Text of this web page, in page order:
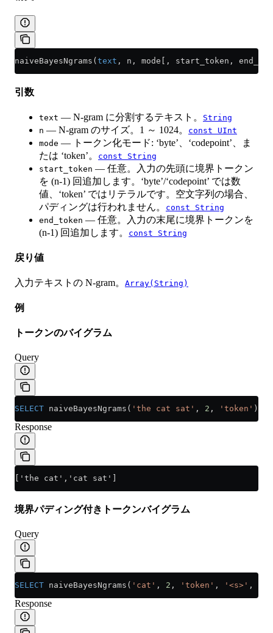
naiveBayesNgrams( text , n, mode[, start_token,
引数
text — N-gram に分割するテキスト。
String
n — N-gram のサイズ。1 ～ 1024。
const UInt
mode — トークン化モード: ‘byte’、‘codepoint’、ま
たは ‘token’。
const String
start_token — 任意。入力の先頭に境界トークン
を (n-1) 回追加します。‘byte’/‘codepoint’ では数
値、‘token’ ではリテラルです。空文字列の場合、
パディングは行われません。
const String
end_token — 任意。入力の末尾に境界トークンを
(n-1) 回追加します。
const String
戻り値
入力テキストの N-gram。 Array(String)
例
トークンのバイグラム
Query
SELECT naiveBayesNgrams( 'the cat sat' , 2 , 'token' );
Response
['the cat','cat sat']
境界パディング付きトークンバイグラム
Query
SELECT naiveBayesNgrams( 'cat' , 2 , 'token' , '<s>' ,
Response